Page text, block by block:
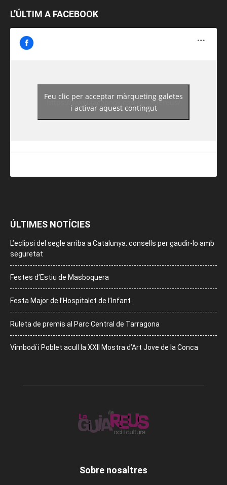
L’ÚLTIM A FACEBOOK
https://www.facebook.com/guiadereus/
Feu clic per acceptar màrqueting galetes
i activar aquest contingut
ÚLTIMES NOTÍCIES
L’eclipsi del segle arriba a Catalunya: consells per gaudir-lo amb
seguretat
Festes d’Estiu de Masboquera
Festa Major de l’Hospitalet de l’Infant
Ruleta de premis al Parc Central de Tarragona
Vimbodí i Poblet acull la XXII Mostra d’Art Jove de la Conca
Sobre nosaltres